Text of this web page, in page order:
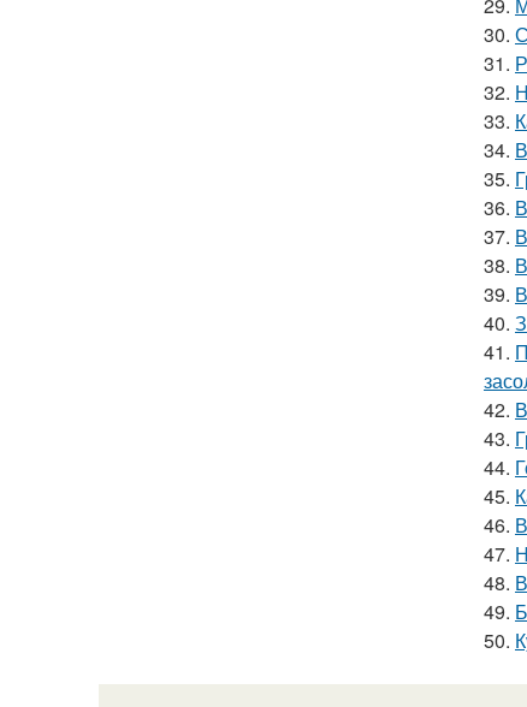
30.
31.
32.
33.
34.
35.
36.
37.
38.
39.
40.
41.
42.
43.
44.
45.
46.
47.
48.
49.
50.